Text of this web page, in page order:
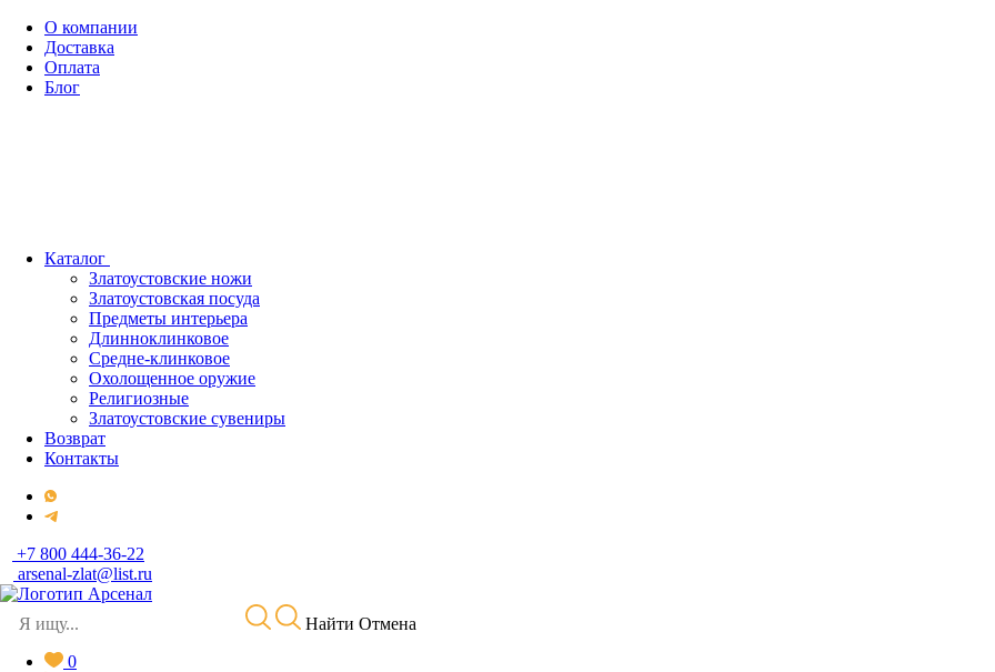
О компании
Доставка
Оплата
Блог
Каталог
Златоустовские ножи
Златоустовская посуда
Предметы интерьера
Длинноклинковое
Средне-клинковое
Охолощенное оружие
Религиозные
Златоустовские сувениры
Возврат
Контакты
+7 800 444-36-22
arsenal-zlat@list.ru
Найти Отмена
0